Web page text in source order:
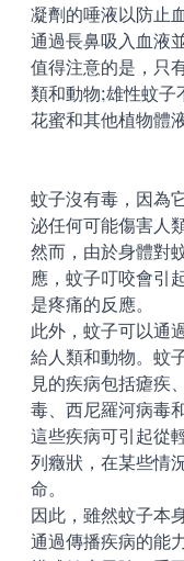
凝劑的唾液以防止
通過長鼻吸入血液
值得注意的是，只
類和動物;雄性蚊子
花蜜和其他植物體
蚊子沒有毒，因為
泌任何可能傷害人
然而，由於身體對
應，蚊子叮咬會引
是疼痛的反應。
此外，蚊子可以通
給人類和動物。蚊
見的疾病包括瘧疾
毒、西尼羅河病毒
這些疾病可引起從
列癥狀，在某些情
命。
因此，雖然蚊子本
通過傳播疾病的能